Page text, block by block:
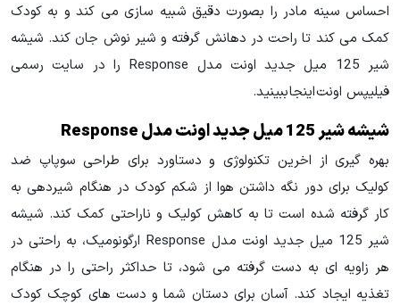
احساس سینه مادر را بصورت دقیق شبیه سازی می کند و به کودک
کمک می کند تا راحت در دهانش گرفته و شیر نوش جان کند. شیشه
شیر 125 میل جدید اونت مدل Response را در سایت رسمی
فیلیپس اونت اینجا ببینید.
شیشه شیر 125 میل جدید اونت مدل Response
بهره گیری از اخرین تکنولوژی و دستاورد برای طراحی سوپاپ ضد
کولیک برای دور نگه داشتن هوا از شکم کودک در هنگام شیردهی به
کار گرفته شده است تا به کاهش کولیک و ناراحتی کمک کند. شیشه
شیر 125 میل جدید اونت مدل Response ارگونومیک، به راحتی در
هر زاویه ای به دست گرفته می شود، تا حداکثر راحتی را در هنگام
تغذیه ایجاد کند. آسان برای دستان شما و دست های کوچک کودک